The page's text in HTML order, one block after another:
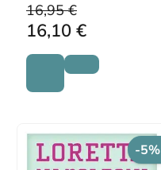
16,95 €
16,10 €
-5%